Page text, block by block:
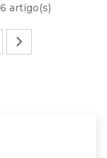
artigo(s)
